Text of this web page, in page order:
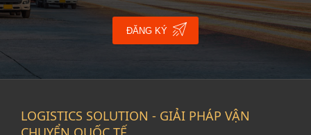
ĐĂNG KÝ
LOGISTICS SOLUTION - GIẢI PHÁP VẬN